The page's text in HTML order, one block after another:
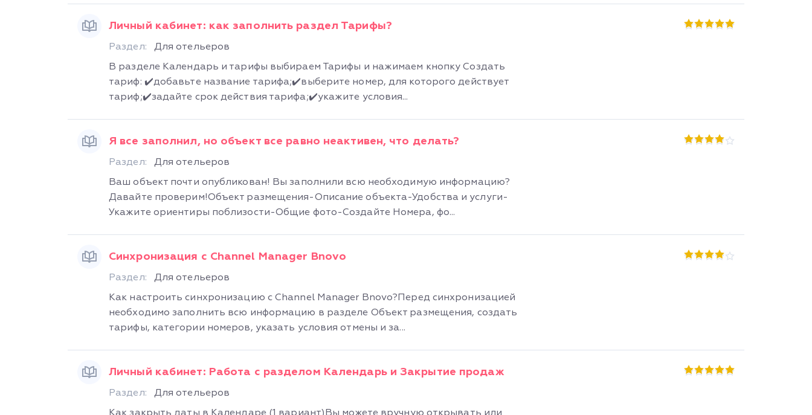
Личный кабинет: как заполнить раздел Тарифы?
Раздел:
Для отельеров
В разделе Календарь и тарифы выбираем Тарифы и нажимаем кнопку Создать
тариф: ✔️добавьте название тарифа;✔️выберите номер, для которого действует
тариф;✔️задайте срок действия тарифа;✔️укажите условия...
Я все заполнил, но объект все равно неактивен, что делать?
Раздел:
Для отельеров
Ваш объект почти опубликован! Вы заполнили всю необходимую информацию?
Давайте проверим!Объект размещения-Описание объекта-Удобства и услуги-
Укажите ориентиры поблизости-Общие фото-Создайте Номера, фо...
Синхронизация с Channel Manager Bnovo
Раздел:
Для отельеров
Как настроить синхронизацию с Channel Manager Bnovo?Перед синхронизацией
необходимо заполнить всю информацию в разделе Объект размещения, создать
тарифы, категории номеров, указать условия отмены и за...
Личный кабинет: Работа с разделом Календарь и Закрытие продаж
Раздел:
Для отельеров
Как закрыть даты в Календаре (1 вариант)Вы можете вручную открывать или